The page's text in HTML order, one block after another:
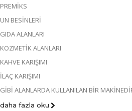
PREMİKS
UN BESİNLERİ
GIDA ALANLARI
KOZMETİK ALANLARI
KAHVE KARIŞIMI
İLAÇ KARIŞIMI
GİBİ ALANLARDA KULLANILAN BİR
daha fazla oku